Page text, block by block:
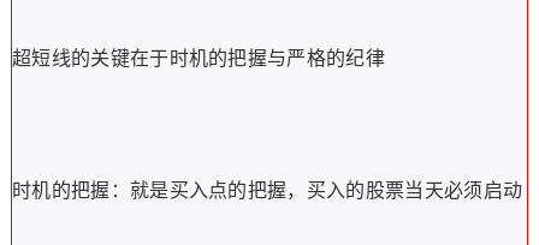
超短线的关键在于时机的把握与严格的纪律
时机的把握：就是买入点的把握，买入的股票当天必须启动